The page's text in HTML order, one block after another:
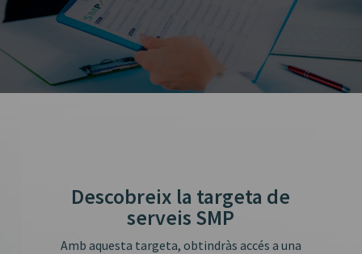
Descobreix la targeta de
serveis SMP
Amb aquesta targeta, obtindràs accés a una